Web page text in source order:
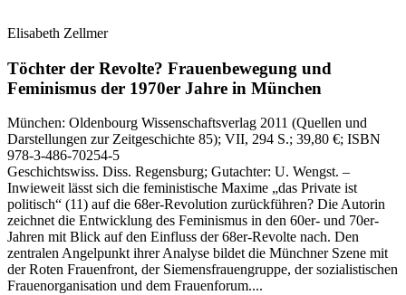
Elisabeth Zellmer
Töchter der Revolte? Frauenbewegung und
Feminismus der 1970er Jahre in München
München: Oldenbourg Wissenschaftsverlag 2011 (Quellen und
Darstellungen zur Zeitgeschichte 85); VII, 294 S.; 39,80 €; ISBN
978-3-486-70254-5
Geschichtswiss. Diss. Regensburg; Gutachter: U. Wengst. –
Inwieweit lässt sich die feministische Maxime „das Private ist
politisch“ (11) auf die 68er-Revolution zurückführen? Die Autorin
zeichnet die Entwicklung des Feminismus in den 60er- und 70er-
Jahren mit Blick auf den Einfluss der 68er-Revolte nach. Den
zentralen Angelpunkt ihrer Analyse bildet die Münchner Szene mit
der Roten Frauenfront, der Siemensfrauengruppe, der sozialistischen
Frauenorganisation und dem Frauenforum....